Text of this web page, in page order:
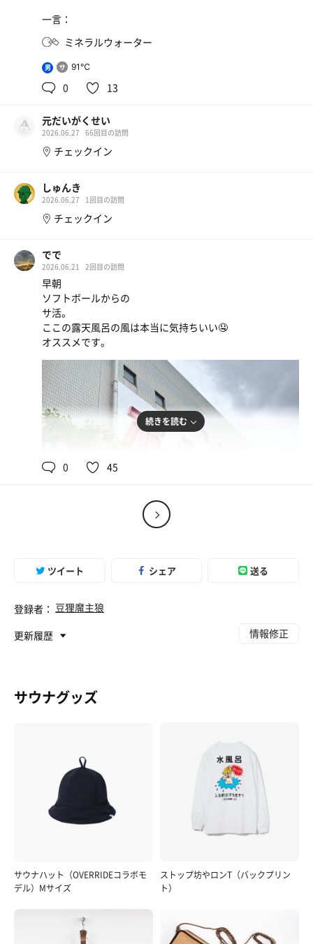
一言：
ミネラルウォーター
男 91℃
0 13
元だいがくせい
2026.06.27 66回目の訪問
チェックイン
しゅんき
2026.06.27 1回目の訪問
チェックイン
でで
2026.06.21 2回目の訪問
早朝
ソフトボールからの
サ活。
ここの露天風呂の風は本当に気持ちいい🤤
オススメです。
続きを読む
0 45
ツイート シェア 送る
登録者： 豆狸魔主狼
更新履歴
情報修正
サウナグッズ
サウナハット（OVERRIDEコラボモ
デル）Mサイズ
ストップ坊やロンT（バックプリン
ト）